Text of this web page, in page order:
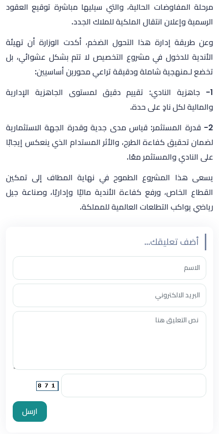
مرحلة المفاوضات الحالية، والتي سيليها مباشرة توقيع العقود
الرسمية وإعلان انتقال الملكية للملاك الجدد.
وعن طريقة إدارة هذا التحول الضخم، أكدت الوزارة أن تهيئة
الأندية للدخول في مشروع التخصيص لا تتم بشكل عشوائي، بل
تخضع لـمنهجية شاملة ودقيقة تراعي محورين أساسيين:
1- جاهزية النادي: تقييم دقيق لمستوى الجاهزية الإدارية
والمالية لكل نادٍ على حدة.
2- قدرة المستثمر: قياس مدى جدية وقدرة الجهة الاستثمارية
لضمان تحقيق كفاءة الطرح، والأثر المستدام الذي ينعكس إيجابًا
على النادي والمستثمر معًا.
يسعى هذا المشروع الطموح في نهاية المطاف إلى تمكين
القطاع الخاص، ورفع كفاءة الأندية ماليًا وإداريًا، وصناعة جيل
رياضي يواكب التطلعات العالمية للمملكة.
أضف تعليقك...
ارسل